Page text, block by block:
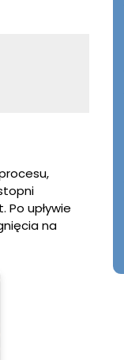
Po upływie
na